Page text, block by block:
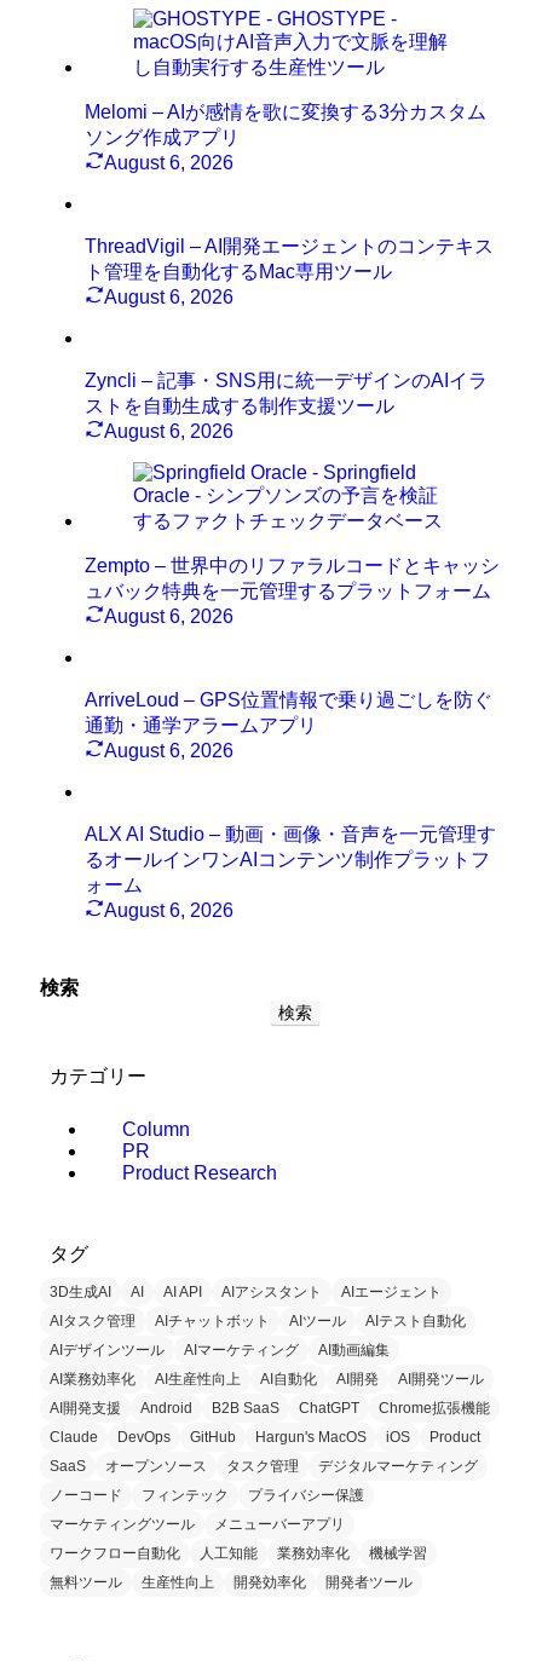
Melomi – AIが感情を歌に変換する3分カスタム
ソング作成アプリ
August 6, 2026
ThreadVigil – AI開発エージェントのコンテキス
ト管理を自動化するMac専用ツール
August 6, 2026
Zyncli – 記事・SNS用に統一デザインのAIイラ
ストを自動生成する制作支援ツール
August 6, 2026
Zempto – 世界中のリファラルコードとキャッシ
ュバック特典を一元管理するプラットフォーム
August 6, 2026
ArriveLoud – GPS位置情報で乗り過ごしを防ぐ
通勤・通学アラームアプリ
August 6, 2026
ALX AI Studio – 動画・画像・音声を一元管理す
るオールインワンAIコンテンツ制作プラットフ
ォーム
August 6, 2026
検索
検索
カテゴリー
Column
PR
Product Research
タグ
3D生成AI AI AI API AIアシスタント
AIエージェント
AIタスク管理
AIチャットボット AIツール
AIテスト自動化
AIデザインツール
AIマーケティング
AI動画編集
AI業務効率化
AI生産性向上 AI自動化 AI開発
AI開発ツール
AI開発支援
Android B2B SaaS ChatGPT
Chrome拡張機能
Claude
DevOps GitHub Hargun's MacOS iOS
Product
SaaS
オープンソース タスク管理
デジタルマーケティング
ノーコード
フィンテック
プライバシー保護
マーケティングツール
メニューバーアプリ
ワークフロー自動化
人工知能 業務効率化
機械学習
無料ツール
生産性向上 開発効率化 開発者ツール